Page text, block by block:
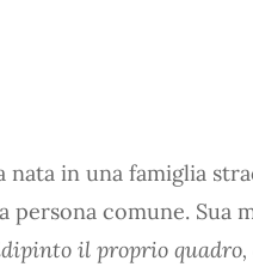
in una famiglia
persona comune. Sua
il proprio